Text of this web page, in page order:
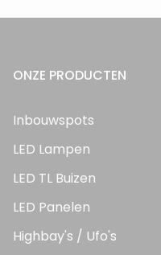
ONZE PRODUCTEN
Inbouwspots
LED Lampen
LED TL Buizen
LED Panelen
Highbay's / Ufo's